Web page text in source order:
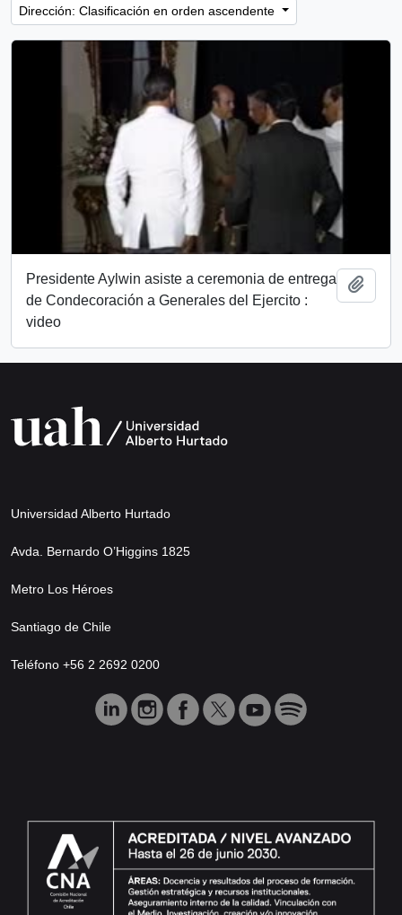
Dirección: Clasificación en orden ascendente
Presidente Aylwin asiste a ceremonia de entrega
de Condecoración a Generales del Ejercito :
video
Universidad Alberto Hurtado
Avda. Bernardo O’Higgins 1825
Metro Los Héroes
Santiago de Chile
Teléfono +56 2 2692 0200